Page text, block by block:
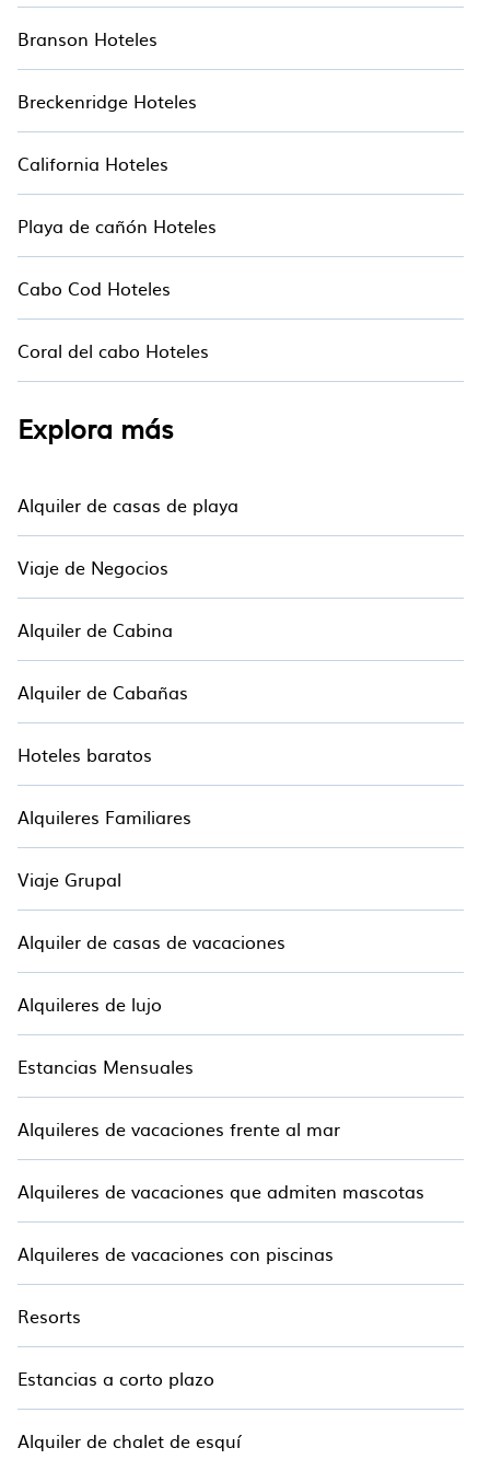
Branson Hoteles
Breckenridge Hoteles
California Hoteles
Playa de cañón Hoteles
Cabo Cod Hoteles
Coral del cabo Hoteles
Explora más
Alquiler de casas de playa
Viaje de Negocios
Alquiler de Cabina
Alquiler de Cabañas
Hoteles baratos
Alquileres Familiares
Viaje Grupal
Alquiler de casas de vacaciones
Alquileres de lujo
Estancias Mensuales
Alquileres de vacaciones frente al mar
Alquileres de vacaciones que admiten mascotas
Alquileres de vacaciones con piscinas
Resorts
Estancias a corto plazo
Alquiler de chalet de esquí